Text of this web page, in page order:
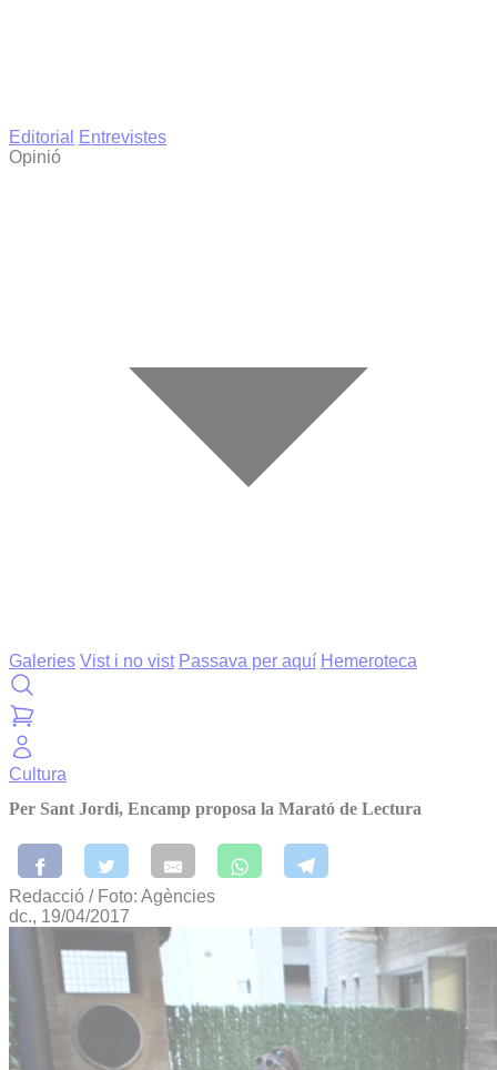
Editorial
Entrevistes
Opinió
Galeries Vist i no vist Passava per aquí Hemeroteca
Cultura
Per Sant Jordi, Encamp proposa la Marató de Lectura
Redacció / Foto: Agències
dc., 19/04/2017